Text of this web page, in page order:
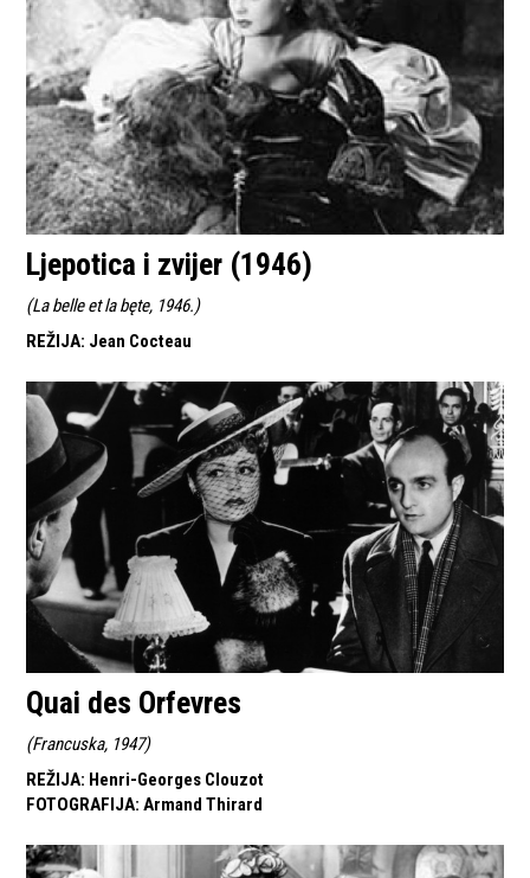
Ljepotica i zvijer (1946)
(La belle et la bęte, 1946.)
REŽIJA: Jean Cocteau
Quai des Orfevres
(Francuska, 1947)
REŽIJA: Henri-Georges Clouzot
FOTOGRAFIJA: Armand Thirard